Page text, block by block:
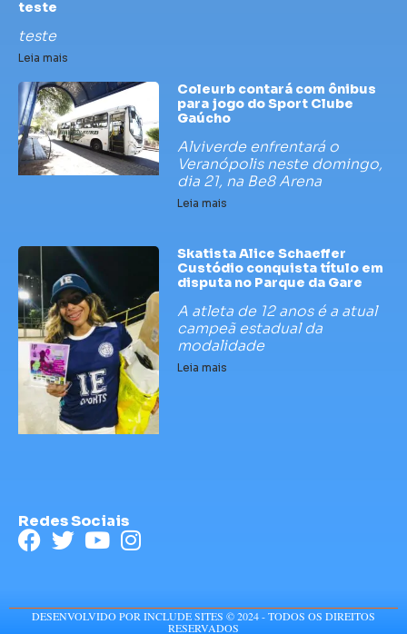
teste
teste
Leia mais
Coleurb contará com ônibus
para jogo do Sport Clube
Gaúcho
Alviverde enfrentará o
Veranópolis neste domingo,
dia 21, na Be8 Arena
Leia mais
Skatista Alice Schaeffer
Custódio conquista título em
disputa no Parque da Gare
A atleta de 12 anos é a atual
campeã estadual da
modalidade
Leia mais
Redes Sociais
DESENVOLVIDO POR INCLUDE SITES © 2024 - TODOS OS DIREITOS
RESERVADOS